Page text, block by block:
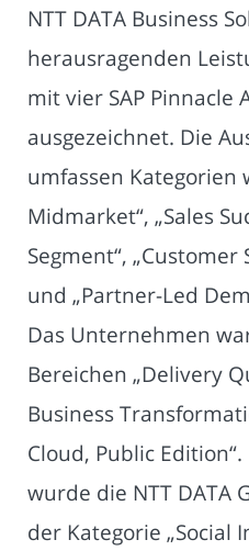
NTT DATA Business
herausragenden
mit vier SAP Pinnacle
ausgezeichnet. Die
umfassen Kategorien
Midmarket“, „Sales
Segment“, „Customer
und „Partner-Led
Das Unternehmen
Bereichen „Delivery
Business
Cloud, Public
wurde die NTT DATA
der Kategorie „Social